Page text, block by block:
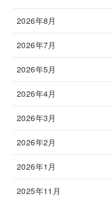
2026年8月
2026年7月
2026年5月
2026年4月
2026年3月
2026年2月
2026年1月
2025年11月